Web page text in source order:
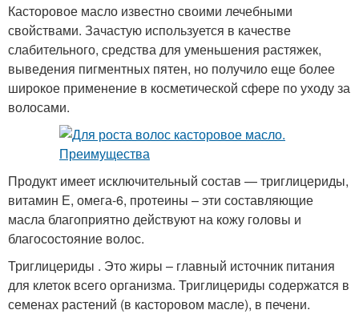
Касторовое масло известно своими лечебными
свойствами. Зачастую используется в качестве
слабительного, средства для уменьшения растяжек,
выведения пигментных пятен, но получило еще более
широкое применение в косметической сфере по уходу за
волосами.
Продукт имеет исключительный состав — триглицериды,
витамин Е, омега-6, протеины – эти составляющие
масла благоприятно действуют на кожу головы и
благосостояние волос.
Триглицериды . Это жиры – главный источник питания
для клеток всего организма. Триглицериды содержатся в
семенах растений (в касторовом масле), в печени.